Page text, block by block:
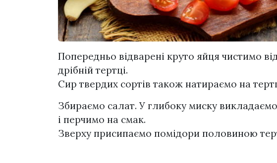
Попередньо відварені круто яйця чистимо
дрібній тертці.
Сир твердих сортів також натираємо на
Збираємо салат. У глибоку миску
і перчимо на смак.
Зверху присипаємо помідори половиною